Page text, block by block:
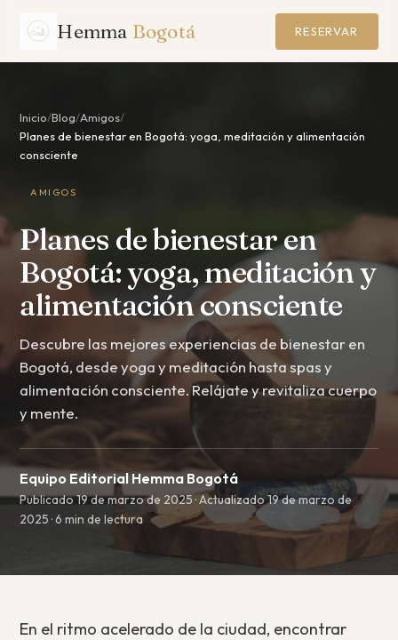
Hemma Bogotá RESERVAR
Inicio/Blog/Amigos/
Planes de bienestar en Bogotá: yoga, meditación y alimentación
consciente
AMIGOS
Planes de bienestar en
Bogotá: yoga, meditación y
alimentación consciente
Descubre las mejores experiencias de bienestar en
Bogotá, desde yoga y meditación hasta spas y
alimentación consciente. Relájate y revitaliza cuerpo
y mente.
Equipo Editorial Hemma Bogotá
Publicado 19 de marzo de 2025 · Actualizado 19 de marzo de
2025 · 6 min de lectura
En el ritmo acelerado de la ciudad, encontrar